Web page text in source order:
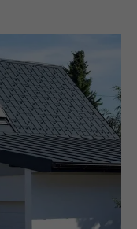
Networking-Dienst
der